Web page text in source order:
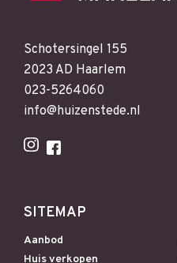
Schotersingel 155
2023 AD Haarlem
023-5264060
info@huizenstede.nl
SITEMAP
Aanbod
Huis verkopen